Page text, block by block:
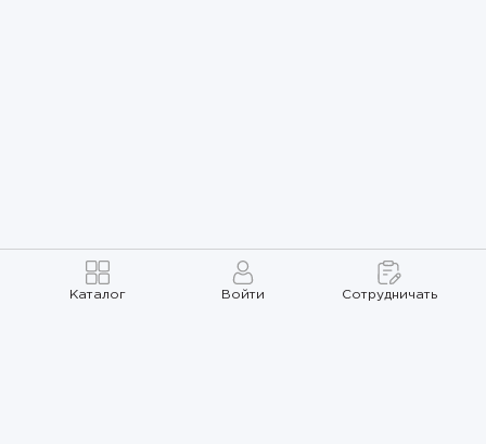
Каталог Войти Сотрудничать